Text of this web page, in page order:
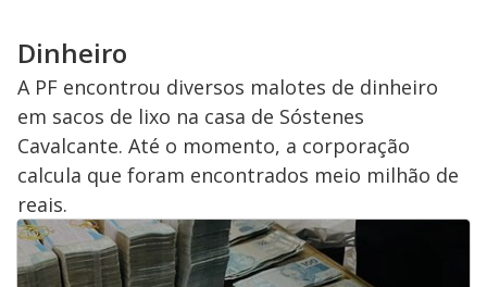
Dinheiro
A PF encontrou diversos malotes de dinheiro
em sacos de lixo na casa de Sóstenes
Cavalcante. Até o momento, a corporação
calcula que foram encontrados meio milhão de
reais.